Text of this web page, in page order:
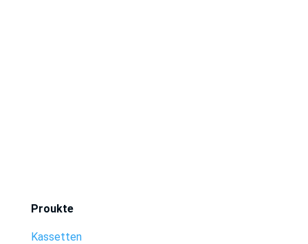
Proukte
Kassetten